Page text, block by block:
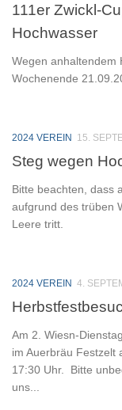
111er Zwickl-
Hochwasser
Wegen anhaltendem
Wochenende
2024 VEREIN 15.
Steg wegen
Bitte beachten, dass
aufgrund des trüben
Leere tritt.
2024 VEREIN 4.
Am 2. Wiesn-
im Auerbräu Festzelt
17:30 Uhr. Bitte
uns...